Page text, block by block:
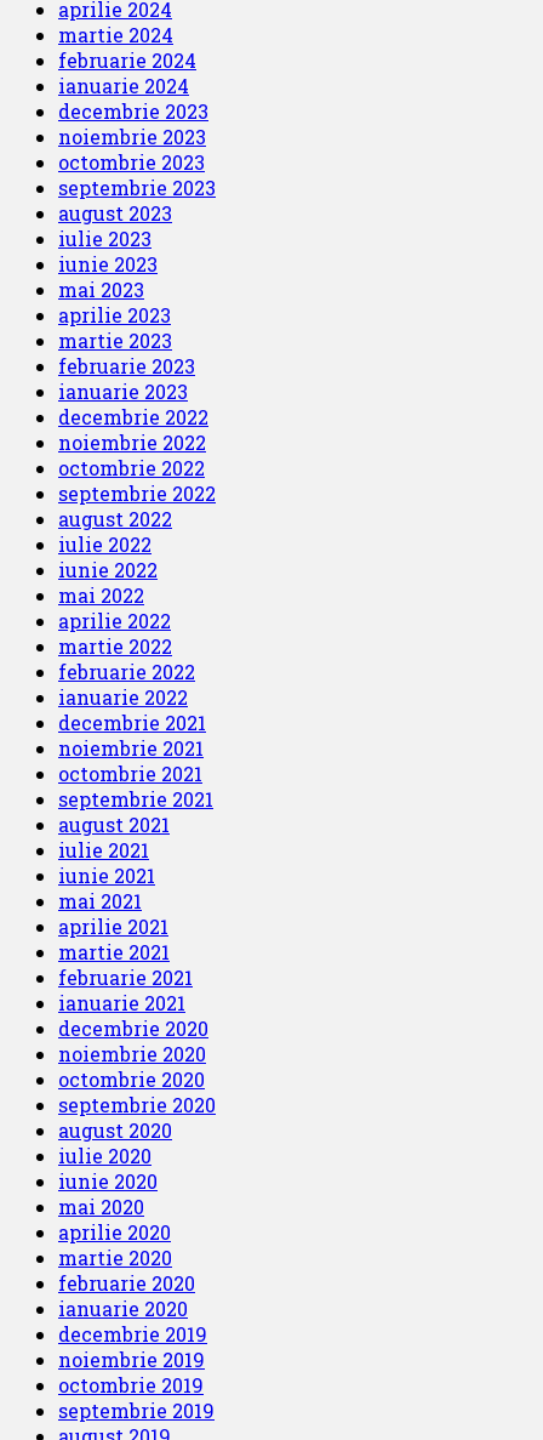
aprilie 2024
martie 2024
februarie 2024
ianuarie 2024
decembrie 2023
noiembrie 2023
octombrie 2023
septembrie 2023
august 2023
iulie 2023
iunie 2023
mai 2023
aprilie 2023
martie 2023
februarie 2023
ianuarie 2023
decembrie 2022
noiembrie 2022
octombrie 2022
septembrie 2022
august 2022
iulie 2022
iunie 2022
mai 2022
aprilie 2022
martie 2022
februarie 2022
ianuarie 2022
decembrie 2021
noiembrie 2021
octombrie 2021
septembrie 2021
august 2021
iulie 2021
iunie 2021
mai 2021
aprilie 2021
martie 2021
februarie 2021
ianuarie 2021
decembrie 2020
noiembrie 2020
octombrie 2020
septembrie 2020
august 2020
iulie 2020
iunie 2020
mai 2020
aprilie 2020
martie 2020
februarie 2020
ianuarie 2020
decembrie 2019
noiembrie 2019
octombrie 2019
septembrie 2019